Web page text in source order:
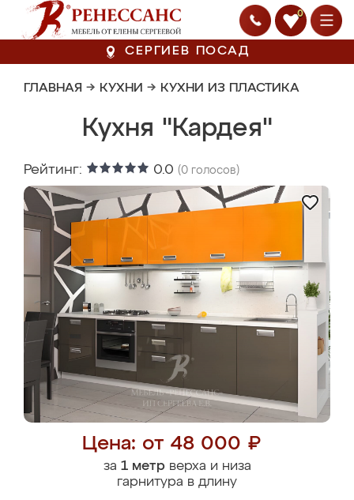
0
СЕРГИЕВ ПОСАД
ГЛАВНАЯ → КУХНИ → КУХНИ ИЗ ПЛАСТИКА
Кухня "Кардея"
Рейтинг: 0.0 (0 голосов)
Цена: от 48 000 ₽
за 1 метрверха и низа
гарнитура в длину